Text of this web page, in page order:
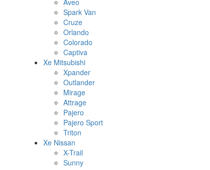
Spark Van
Cruze
Orlando
Colorado
Captiva
Xe Mitsubishi
Xpander
Outlander
Mirage
Attrage
Pajero
Pajero Sport
Triton
Xe Nissan
X-Trail
Sunny